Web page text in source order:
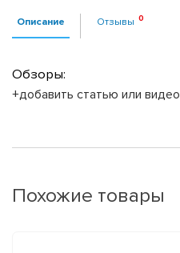
Описание Отзывы
Обзоры:
+добавить статью или видео
Похожие товары